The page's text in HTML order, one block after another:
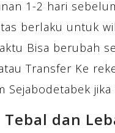
1-2 hari
berlaku untuk
Bisa berubah
Transfer Ke
Sejabodetabek
dan